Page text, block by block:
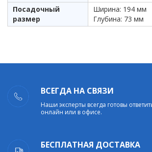
Посадочный
размер
Ширина: 194 мм
Глубина: 73 мм
ВСЕГДА НА СВЯЗИ
Наши эксперты всегда готовы
онлайн или в офисе.
БЕСПЛАТНАЯ ДОСТАВКА